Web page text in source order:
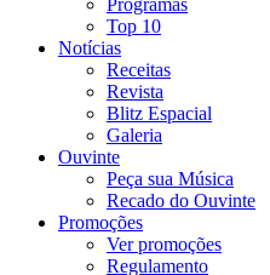
Top 10
Notícias
Receitas
Revista
Blitz Espacial
Galeria
Ouvinte
Peça sua Música
Recado do Ouvinte
Promoções
Ver promoções
Regulamento